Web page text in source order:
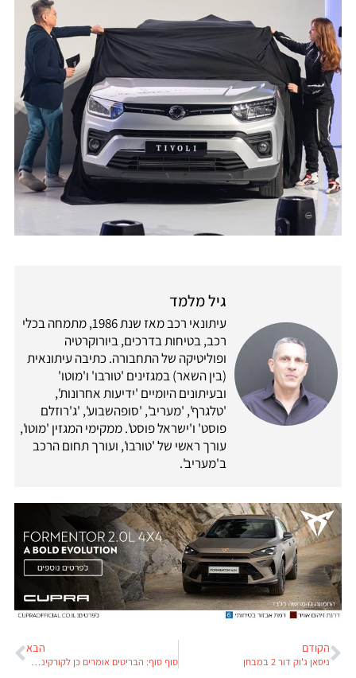
גיל מלמד
עיתונאי רכב מאז שנת 1986, מתמחה בכלי
רכב, בטיחות בדרכים, ביורוקרטיה
ופוליטיקה של התחבורה. כתיבה עיתונאית
(בין השאר) במגזינים 'טורבו' ו'מוטו'
ובעיתונים היומיים 'ידיעות אחרונות',
'טלגרף', 'מעריב', 'סופהשבוע', 'ג'רוזלם
פוסט' ו'ישראל פוסט'. ממקימי המגזין 'מוטו',
עורך ראשי של 'טורבו', ועורך תחום הרכב
ב'מעריב'.
הקודם
ניסאן ג'וק דור 2 במבחן
הבא
סוף סוף: הבריטים אומרים כן לקורקינטים חשמליים